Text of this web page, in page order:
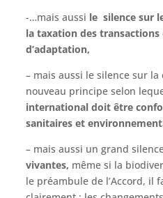
-…mais aussi le silence sur
la taxation des
d’adaptation,
– mais aussi le silence sur la
nouveau principe selon
international doit être
sanitaires et
– mais aussi un grand
vivantes, même si la
le préambule de l’Accord, il